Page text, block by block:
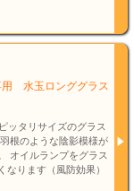
用 水玉ロンググラス
ッタリサイズのグラス
根のような陰影模様が
オイルランプをグラス
なります（風防効果）